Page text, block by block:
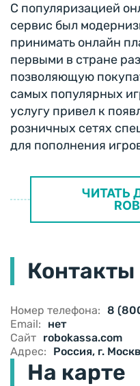
С популяризацией
сервис был
принимать онлайн
первыми в стране
позволяющую
самых популярных
услугу привел к
розничных сетях
для пополнения
ЧИТАТЬ
Контакты
Номер телефона: 8
Email:
нет
Сайт robokassa.com
Адрес:
Россия, г.
На карте